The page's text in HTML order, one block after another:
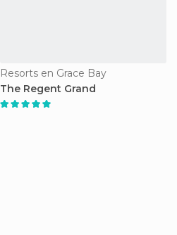
Resorts en Grace Bay
The Regent Grand